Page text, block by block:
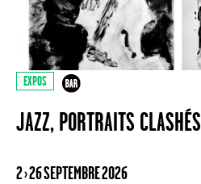
EXPOS
JAZZ, PORTRAITS CLASHÉS
2 › 26 SEPTEMBRE 2026